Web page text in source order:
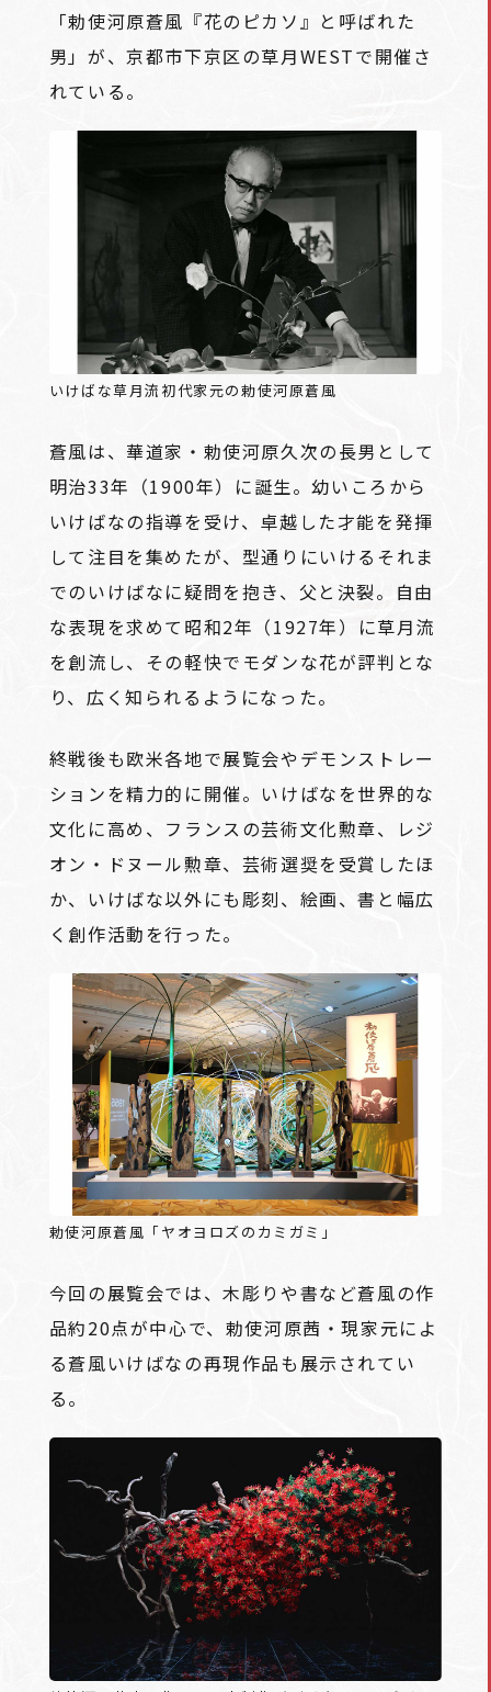
「勅使河原蒼風『花のピカソ』と呼ばれた
男」が、京都市下京区の草月WESTで開催さ
れている。
いけばな草月流初代家元の勅使河原蒼風
蒼風は、華道家・勅使河原久次の長男として
明治33年（1900年）に誕生。幼いころから
いけばなの指導を受け、卓越した才能を発揮
して注目を集めたが、型通りにいけるそれま
でのいけばなに疑問を抱き、父と決裂。自由
な表現を求めて昭和2年（1927年）に草月流
を創流し、その軽快でモダンな花が評判とな
り、広く知られるようになった。
終戦後も欧米各地で展覧会やデモンストレー
ションを精力的に開催。いけばなを世界的な
文化に高め、フランスの芸術文化勲章、レジ
オン・ドヌール勲章、芸術選奨を受賞したほ
か、いけばな以外にも彫刻、絵画、書と幅広
く創作活動を行った。
勅使河原蒼風「ヤオヨロズのカミガミ」
今回の展覧会では、木彫りや書など蒼風の作
品約20点が中心で、勅使河原茜・現家元によ
る蒼風いけばなの再現作品も展示されてい
る。